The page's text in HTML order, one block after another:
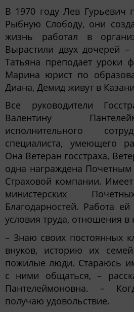
В 1970 году Лев Гурьевич
Рыбную Слободу, они
жизнь работал в
Вырастили двух дочерей
Татьяна преподает
Марина юрист по
Диана, Демид живут в
Все руководители
Валентину
исполнительного
специалиста, умеющего
Она Ветеран госстраха,
одна награждена Почетным
Страховой компании.
министерских
Благодарностей. Работа
условия труда, отношения в
– Знаю своих постоянных
внуков, историю их
пожилые люди. Стараюсь
с ними общаться, –
Пантелеймоновна. –
получаю удовольствие.